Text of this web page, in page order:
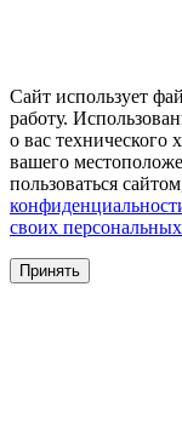
Сайт использует
работу.
о вас технического
вашего
пользоваться
своих
Принять